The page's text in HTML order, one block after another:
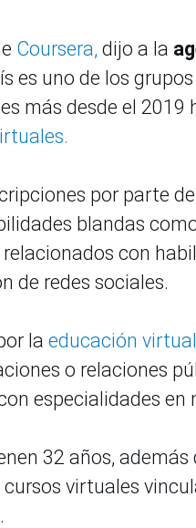
Coursera, dijo a la
es uno de los
más desde el 2019
por parte
blandas
con
de redes sociales.
la educación virtual
o relaciones
especialidades en
32 años, además
virtuales